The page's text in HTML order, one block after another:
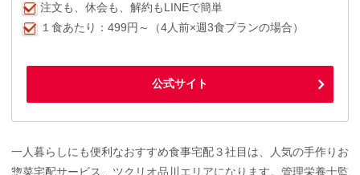
注文も、休会も、解約もLINEで簡単
１食あたり：499円～（4人前×週3食プランの場合）
公式サイト
一人暮らしにも便利なおすすめ食事宅配３社目は、人気の手作りお
惣菜宅配サービス、ツクリオ品川エリアになります。管理栄養士監